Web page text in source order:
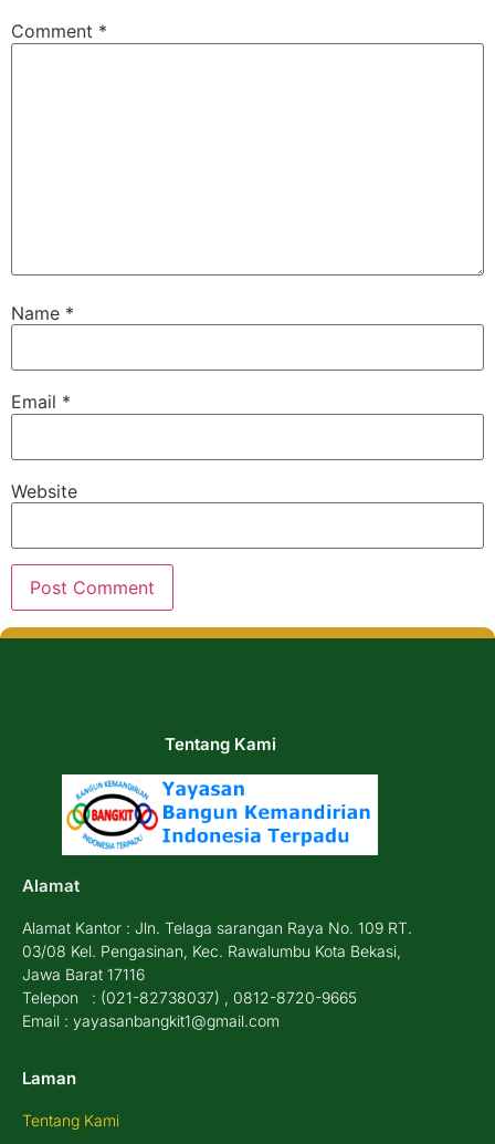
Comment *
Name *
Email *
Website
Tentang Kami
Alamat
Alamat Kantor : Jln. Telaga sarangan Raya No. 109 RT.
03/08 Kel. Pengasinan, Kec. Rawalumbu Kota Bekasi,
Jawa Barat 17116
Telepon : (021-82738037) , 0812-8720-9665
Email : yayasanbangkit1@gmail.com
Laman
Tentang Kami